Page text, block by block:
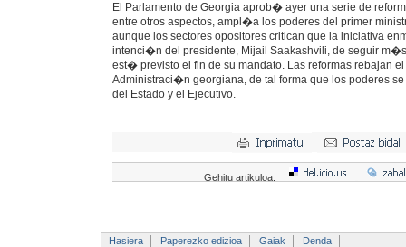
El Parlamento de Georgia aprob� ayer una serie de
entre otros aspectos, ampl�a los poderes del primer
aunque los sectores opositores critican que la iniciativa
intenci�n del presidente, Mijail Saakashvili, de seguir
est� previsto el fin de su mandato. Las reformas rebajan
Administraci�n georgiana, de tal forma que los poderes
del Estado y el Ejecutivo.
Gehitu artikuloa:
Hasiera Paperezko edizioa Gaiak
Denda